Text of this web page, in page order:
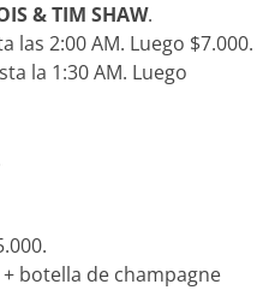
& TIM SHAW.
las 2:00 AM. Luego $7.000.
la 1:30 AM. Luego
botella de champagne